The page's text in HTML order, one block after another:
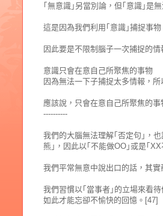
｢無意識｣另當別論，但｢意識｣是
這是因為我們利用｢意識｣捕捉事
因此要是不限制腦子一次捕捉的
意識只會在意自己所聚焦的事物
因為無法一下子捕捉太多情報，
應該說，只會在意自己所聚焦的事
----------
我們的大腦無法理解｢否定句｣，
熊｣，因此以｢不能做OO｣或是｢
我們平常無意中說出口的話，其
我們習慣以｢當事者｣的立場來看
如此才能忘卻不愉快的回憶。[47]